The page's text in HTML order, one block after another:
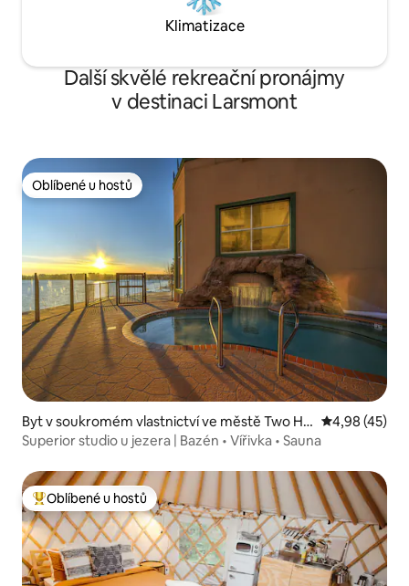
Klimatizace
Další skvělé rekreační pronájmy
v destinaci Larsmont
Oblíbené u hostů
Oblíbené u hostů
Byt v soukromém vlastnictví ve městě Two Ha
rbors
Průměrné
4,98 (45)
Superior studio u jezera | Bazén • Vířivka • Sauna
Nejlepší v kategorii Oblíbené u hostů
Oblíbené u hostů